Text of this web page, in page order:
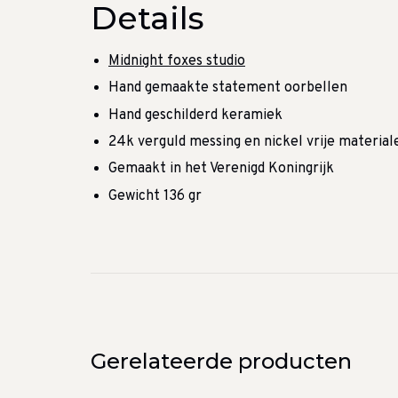
Details
Midnight foxes studio
Hand gemaakte statement oorbellen
Hand geschilderd keramiek
24k verguld messing en nickel vrije
Gemaakt in het Verenigd Koningrijk
Gewicht 136 gr
Gerelateerde producten